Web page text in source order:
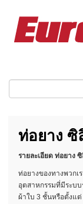
ท่อยาง ซิ
รายละเอียด ท่อยาง ซิ
ท่อยางของทางพวกเ
อุตสาหกรรมที่มีระบบ
ผ้าใบ 3 ชั้นหรือตั้งแ